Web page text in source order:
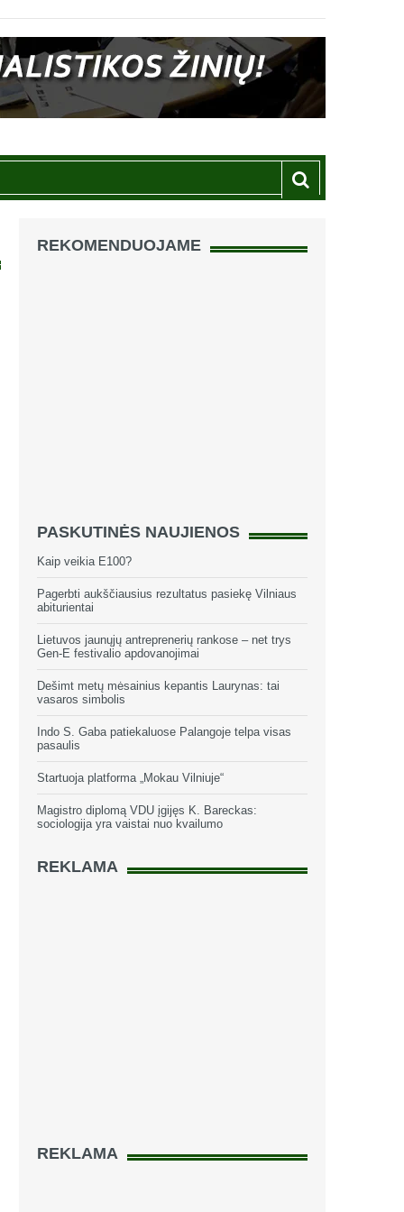
REKOMENDUOJAME
PASKUTINĖS NAUJIENOS
Kaip veikia E100?
Pagerbti aukščiausius rezultatus pasiekę Vilniaus
abiturientai
Lietuvos jaunųjų antreprenerių rankose – net trys
Gen-E festivalio apdovanojimai
Dešimt metų mėsainius kepantis Laurynas: tai
vasaros simbolis
Indo S. Gaba patiekaluose Palangoje telpa visas
pasaulis
Startuoja platforma „Mokau Vilniuje“
Magistro diplomą VDU įgijęs K. Bareckas:
sociologija yra vaistai nuo kvailumo
REKLAMA
REKLAMA